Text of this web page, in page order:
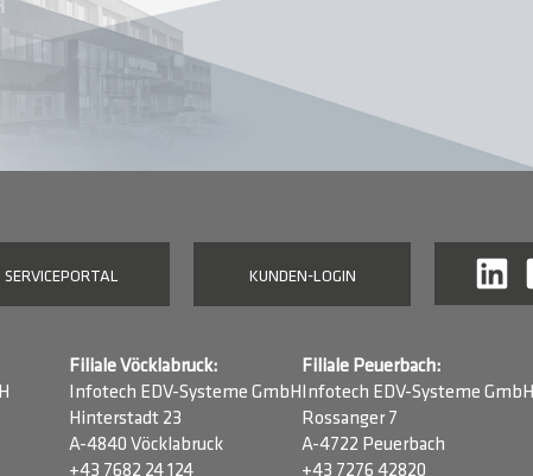
SERVICEPORTAL KUNDEN-LOGIN
Filiale Vöcklabruck:
Infotech EDV-Systeme GmbH
Hinterstadt 23
A-4840 Vöcklabruck
+43 7682 24 124
Filiale Peuerbach:
Infotech EDV-Systeme GmbH
Rossanger 7
A-4722 Peuerbach
+43 7276 42820